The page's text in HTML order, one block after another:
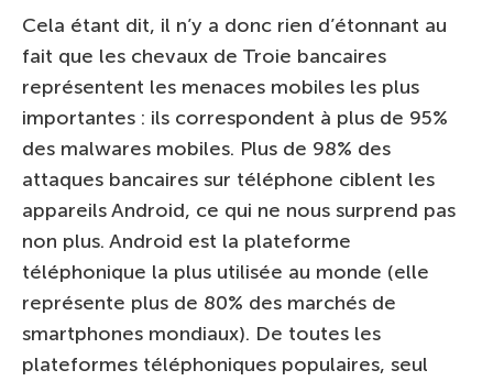
Cela étant dit, il n’y a donc rien d’étonnant au
fait que les chevaux de Troie bancaires
représentent les menaces mobiles les plus
importantes : ils correspondent à plus de 95%
des malwares mobiles. Plus de 98% des
attaques bancaires sur téléphone ciblent les
appareils Android, ce qui ne nous surprend pas
non plus. Android est la plateforme
téléphonique la plus utilisée au monde (elle
représente plus de 80% des marchés de
smartphones mondiaux). De toutes les
plateformes téléphoniques populaires, seul